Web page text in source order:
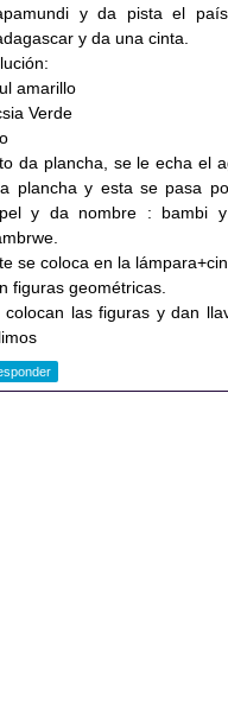
y da pista el
y da una cinta.
amarillo
Verde
da plancha, se le echa el
plancha y esta se pasa
y da nombre : bambi
se coloca en la
figuras geométricas.
colocan las figuras y dan